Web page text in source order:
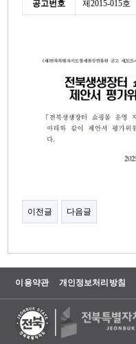
공고번호 제2015-015호
이전글 다음글
이용약관 개인정보처리방침